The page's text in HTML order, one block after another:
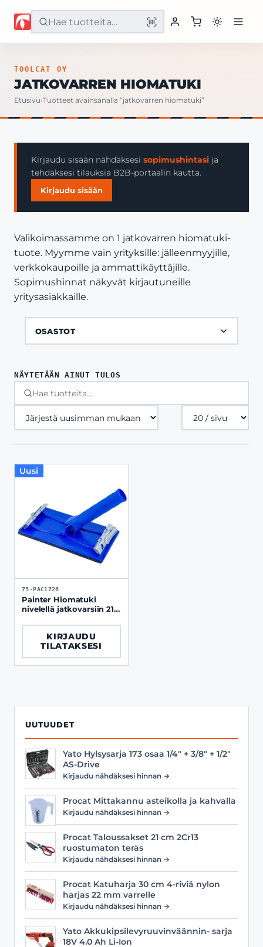
Etusivu
Yritys
Yhteystiedot
TOOLCAT OY
JATKOVARREN HIOMATUKI
Etusivu›Tuotteet avainsanalla “jatkovarren hiomatuki”
Kirjaudu sisään nähdäksesi sopimushintasi ja
tehdäksesi tilauksia B2B-portaalin kautta.
Kirjaudu sisään
Valikoimassamme on 1 jatkovarren hiomatuki-
tuote. Myymme vain yrityksille: jälleenmyyjille,
verkkokaupoille ja ammattikäyttäjille.
Sopimushinnat näkyvät kirjautuneille
yritysasiakkaille.
OSASTOT
UUTUUDET
Yato Hylsysarja 173 osaa 1/4" + 3/8" + 1/2"
AS-Drive
Kirjaudu nähdäksesi hinnan →
Procat Mittakannu asteikolla ja kahvalla
Kirjaudu nähdäksesi hinnan →
Procat Taloussakset 21 cm 2Cr13
ruostumaton teräs
Kirjaudu nähdäksesi hinnan →
Procat Katuharja 30 cm 4-riviä nylon
harjas 22 mm varrelle
Kirjaudu nähdäksesi hinnan →
Yato Akkukipsilevyruuvinväännin- sarja
18V 4.0 Ah Li-Ion
NÄYTETÄÄN AINUT TULOS
Tuotteita
sivulla
Uusi
73-PAC1726
Painter Hiomatuki
nivelellä jatkovarsiin 210
KIRJAUDU
TILATAKSESI